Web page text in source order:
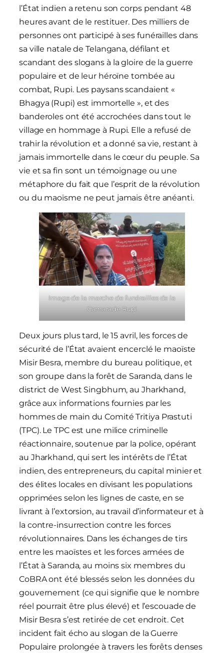
l’État indien a retenu son corps pendant 48
heures avant de le restituer. Des milliers de
personnes ont participé à ses funérailles dans
sa ville natale de Telangana, défilant et
scandant des slogans à la gloire de la guerre
populaire et de leur héroïne tombée au
combat, Rupi. Les paysans scandaient «
Bhagya (Rupi) est immortelle », et des
banderoles ont été accrochées dans tout le
village en hommage à Rupi. Elle a refusé de
trahir la révolution et a donné sa vie, restant à
jamais immortelle dans le cœur du peuple. Sa
vie et sa fin sont un témoignage ou une
métaphore du fait que l’esprit de la révolution
ou du maoïsme ne peut jamais être anéanti.
Image de la marche de funérailles de la
Camarade Rupi
Deux jours plus tard, le 15 avril, les forces de
sécurité de l’État avaient encerclé le maoïste
Misir Besra, membre du bureau politique, et
son groupe dans la forêt de Saranda, dans le
district de West Singbhum, au Jharkhand,
grâce aux informations fournies par les
hommes de main du Comité Tritiya Prastuti
(TPC). Le TPC est une milice criminelle
réactionnaire, soutenue par la police, opérant
au Jharkhand, qui sert les intérêts de l’État
indien, des entrepreneurs, du capital minier et
des élites locales en divisant les populations
opprimées selon les lignes de caste, en se
livrant à l’extorsion, au travail d’informateur et à
la contre-insurrection contre les forces
révolutionnaires. Dans les échanges de tirs
entre les maoïstes et les forces armées de
l’État à Saranda, au moins six membres du
CoBRA ont été blessés selon les données du
gouvernement (ce qui signifie que le nombre
réel pourrait être plus élevé) et l’escouade de
Misir Besra s’est retirée de cet endroit. Cet
incident fait écho au slogan de la Guerre
Populaire prolongée à travers les forêts denses